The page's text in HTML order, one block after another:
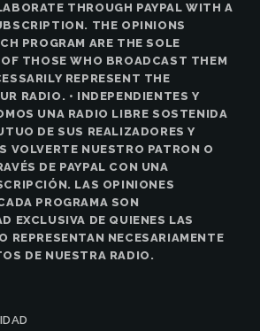
THROUGH PAYPAL WITH A
THE OPINIONS
PROGRAM ARE THE SOLE
THOSE WHO BROADCAST THEM
REPRESENT THE
RADIO. • INDEPENDIENTES Y
UNA RADIO LIBRE SOSTENIDA
DE SUS REALIZADORES Y
VOLVERTE NUESTRO PATRON O
DE PAYPAL CON UNA
LAS OPINIONES
PROGRAMA SON
EXCLUSIVA DE QUIENES LAS
REPRESENTAN NECESARIAMENTE
DE NUESTRA RADIO.